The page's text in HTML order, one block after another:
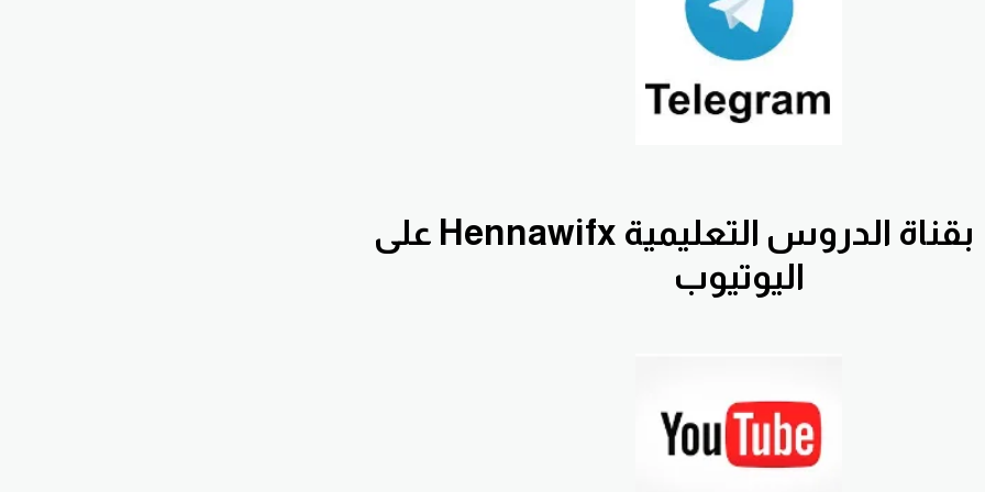
بقناة الدروس التعليمية Hennawifx على
اليوتيوب